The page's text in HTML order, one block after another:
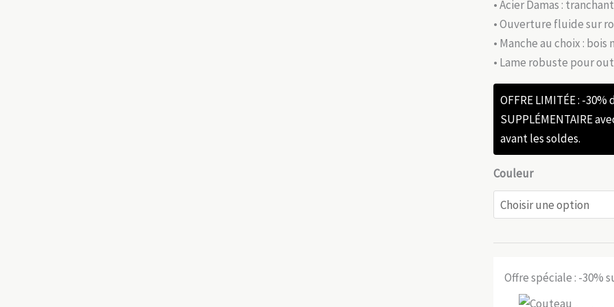
• Acier Damas :
• Ouverture fluide sur
• Manche au choix :
• Lame robuste pour
OFFRE LIMITÉE : -30%
SUPPLÉMENTAIRE
avant les soldes.
Couleur
Offre spéciale : -30%